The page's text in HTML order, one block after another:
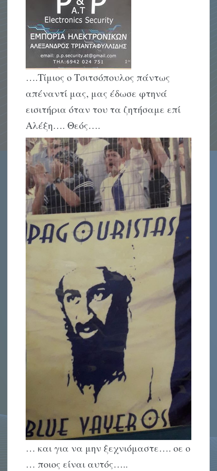
….Τίμιος ο Τσιτσόπουλος πάντως
απέναντί μας, μας έδωσε φτηνά
εισιτήρια όταν του τα ζητήσαμε επί
Αλέξη…. Θεός….
… και για να μην ξεχνιόμαστε…. οε ο
… ποιος είναι αυτός…..